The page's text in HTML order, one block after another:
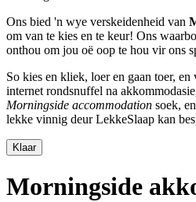
Ons bied 'n wye verskeidenheid van
om van te kies en te keur! Ons
onthou om jou oë oop te hou vir ons
So kies en kliek, loer en gaan toer,
internet rondsnuffel na
Morningside accommodation soek,
lekke vinnig deur LekkeSlaap kan
Klaar
Morningside